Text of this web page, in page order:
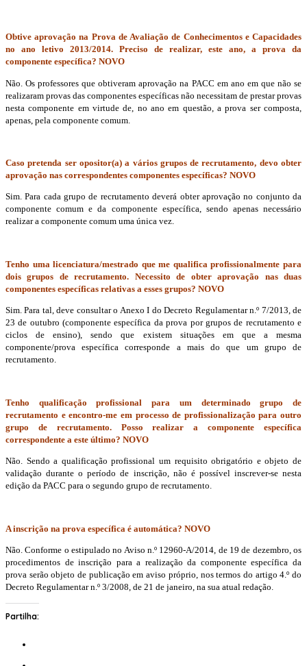
Obtive aprovação na Prova de Avaliação de Conhecimentos e Capacidades
no ano letivo 2013/2014. Preciso de realizar, este ano, a prova da
componente específica? NOVO
Não. Os professores que obtiveram aprovação na PACC em ano em que não se
realizaram provas das componentes específicas não necessitam de prestar provas
nesta componente em virtude de, no ano em questão, a prova ser composta,
apenas, pela componente comum.
Caso pretenda ser opositor(a) a vários grupos de recrutamento, devo obter
aprovação nas correspondentes componentes específicas? NOVO
Sim. Para cada grupo de recrutamento deverá obter aprovação no conjunto da
componente comum e da componente específica, sendo apenas necessário
realizar a componente comum uma única vez.
Tenho uma licenciatura/mestrado que me qualifica profissionalmente para
dois grupos de recrutamento. Necessito de obter aprovação nas duas
componentes específicas relativas a esses grupos? NOVO
Sim. Para tal, deve consultar o Anexo I do Decreto Regulamentar n.º 7/2013, de
23 de outubro (componente específica da prova por grupos de recrutamento e
ciclos de ensino), sendo que existem situações em que a mesma
componente/prova específica corresponde a mais do que um grupo de
recrutamento.
Tenho qualificação profissional para um determinado grupo de
recrutamento e encontro-me em processo de profissionalização para outro
grupo de recrutamento. Posso realizar a componente específica
correspondente a este último? NOVO
Não. Sendo a qualificação profissional um requisito obrigatório e objeto de
validação durante o período de inscrição, não é possível inscrever-se nesta
edição da PACC para o segundo grupo de recrutamento.
A inscrição na prova específica é automática? NOVO
Não. Conforme o estipulado no Aviso n.º 12960-A/2014, de 19 de dezembro, os
procedimentos de inscrição para a realização da componente específica da
prova serão objeto de publicação em aviso próprio, nos termos do artigo 4.º do
Decreto Regulamentar n.º 3/2008, de 21 de janeiro, na sua atual redação.
Partilha: